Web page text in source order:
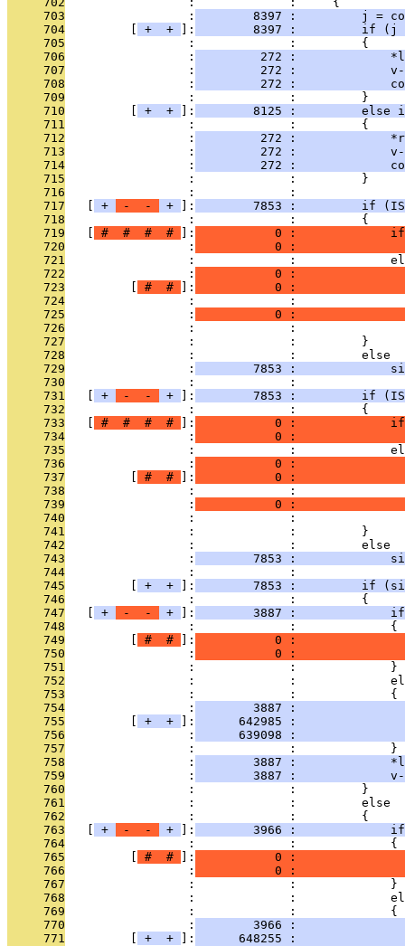
     703
                 :
8397 :         j =
     704
+ + ]:
8397 :         if (j
     705
                 :             :         {
     706
                 :
272 :
     707
                 :
272 :
     708
                 :
272 :
     709
                 :             :         }
     710
+ + ]:
8125 :         else
     711
                 :             :         {
     712
                 :
272 :
     713
                 :
272 :
     714
                 :
272 :
     715
                 :             :         }
     716
                 :             :
     717
+ - - + ]:
7853 :         if
     718
                 :             :         {
     719
# # # # ]:
0 :
     720
                 :
0 :
     721
:             :
     722
                 :
0 :
     723
# # ]:
0 :
     724
:             :
     725
                 :
0 :
     726
:             :
     727
                 :             :         }
     728
                 :             :         else
     729
                 :
7853 :
     730
                 :             :
     731
+ - - + ]:
7853 :         if
     732
                 :             :         {
     733
# # # # ]:
0 :
     734
                 :
0 :
     735
:             :
     736
                 :
0 :
     737
# # ]:
0 :
     738
:             :
     739
                 :
0 :
     740
:             :
     741
                 :             :         }
     742
                 :             :         else
     743
                 :
7853 :
     744
                 :             :
     745
+ + ]:
7853 :         if
     746
                 :             :         {
     747
+ - - + ]:
3887 :
     748
                 :             :             {
     749
# # ]:
0 :
     750
                 :
0 :
     751
                 :             :             }
     752
:             :
     753
                 :             :             {
     754
                 :
3887 :
     755
+ + ]:
642985 :
     756
                 :
639098 :
     757
                 :             :             }
     758
                 :
3887 :
     759
                 :
3887 :
     760
                 :             :         }
     761
                 :             :         else
     762
                 :             :         {
     763
+ - - + ]:
3966 :
     764
                 :             :             {
     765
# # ]:
0 :
     766
                 :
0 :
     767
                 :             :             }
     768
:             :
     769
                 :             :             {
     770
                 :
3966 :
     771
+ + ]:
648255 :